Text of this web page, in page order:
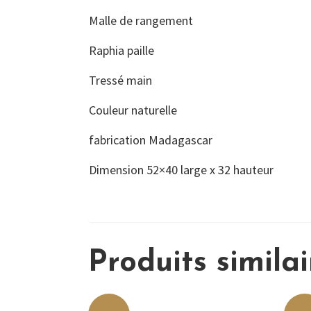
Malle de rangement
Raphia paille
Tressé main
Couleur naturelle
fabrication Madagascar
Dimension 52×40 large x 32 hauteur
Produits